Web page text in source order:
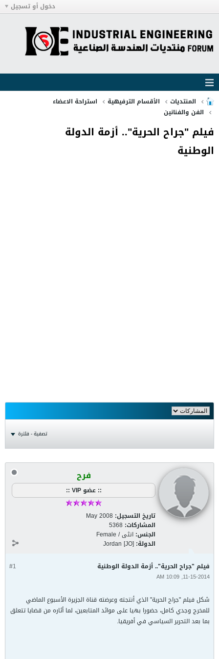
دخول أو تسجيل
المنتديات الأقسام الترفيهية
استراحة الاعضاء
الفن والفنانين
فيلم "جراح الحرية".. أزمة الدولة
الوطنية
تصفية - فلترة
فرح
:: عضو VIP ::
تاريخ التسجيل: May 2008
المشاركات: 5368
الجنس: انثى / Female
الدولة: Jordan [JO]
#1 فيلم "جراح الحرية".. أزمة الدولة الوطنية
11-15-2014, 10:09 AM
شكل فيلم "جراح الحرية" الذي أنتجته وعرضته قناة الجزيرة الأسبوع الماضي
للمخرج وجدي كامل، حضورا بهيا على موائد المتابعين، لما أثاره من قضايا تتعلق
بما بعد التحرير السياسي في أفريقيا.